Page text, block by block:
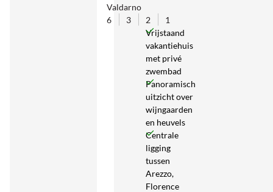
Valdarno
6
3 2
1
Vrijstaand
vakantiehuis
met privé
zwembad
Panoramisch
uitzicht over
wijngaarden
en heuvels
Centrale
ligging
tussen
Arezzo,
Florence